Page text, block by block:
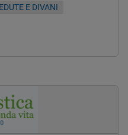
E DIVANI